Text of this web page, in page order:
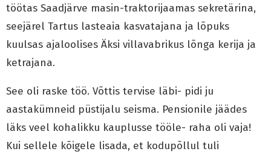
töötas Saadjärve masin-traktorijaamas sekretärina,
seejärel Tartus lasteaia kasvatajana ja lõpuks
kuulsas ajaloolises Äksi villavabrikus lõnga kerija ja
ketrajana.
See oli raske töö. Võttis tervise läbi- pidi ju
aastakümneid püstijalu seisma. Pensionile jäädes
läks veel kohalikku kauplusse tööle- raha oli vaja!
Kui sellele kõigele lisada, et kodupõllul tuli